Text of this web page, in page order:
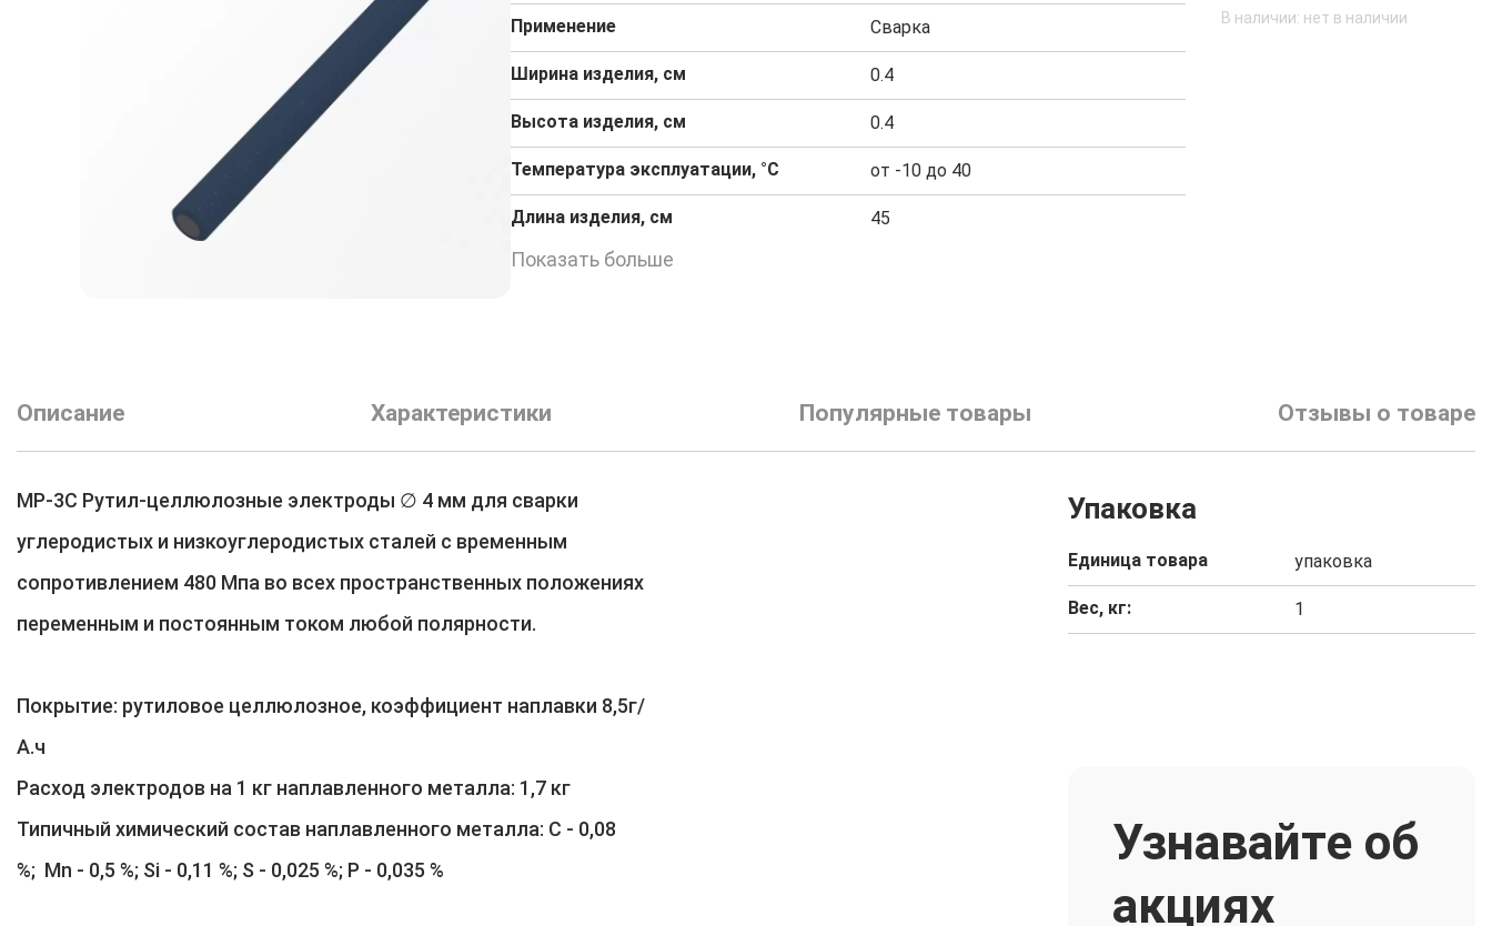
Применение Сварка
Ширина изделия, см 0.4
Высота изделия, см 0.4
Температура эксплуатации, °C от -10 до 40
Длина изделия, см 45
Показать больше
В наличии: нет в наличии
Описание Характеристики Популярные товары Отзывы о товаре
МР-3С Рутил-целлюлозные электроды ∅ 4 мм для сварки
углеродистых и низкоуглеродистых сталей с временным
сопротивлением 480 Мпа во всех пространственных положениях
переменным и постоянным током любой полярности.
Покрытие: рутиловое целлюлозное, коэффициент наплавки 8,5г/
А.ч
Расход электродов на 1 кг наплавленного металла: 1,7 кг
Типичный химический состав наплавленного металла: С - 0,08
%; Mn - 0,5 %; Si - 0,11 %; S - 0,025 %; P - 0,035 %
Упаковка
Единица товара упаковка
Вес, кг: 1
Узнавайте об
акциях